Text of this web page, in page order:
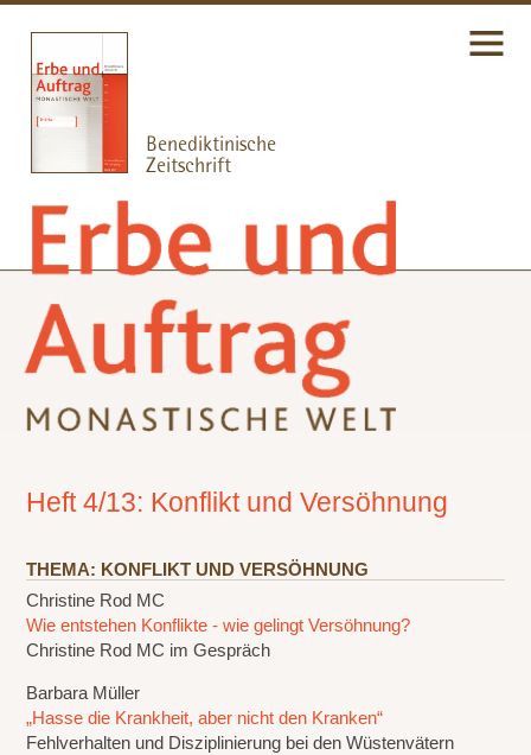
Heft 4/13: Konflikt und Versöhnung
THEMA: KONFLIKT UND VERSÖHNUNG
Christine Rod MC
Wie entstehen Konflikte - wie gelingt Versöhnung?
Christine Rod MC im Gespräch
Barbara Müller
„Hasse die Krankheit, aber nicht den Kranken“
Fehlverhalten und Disziplinierung bei den Wüstenvätern